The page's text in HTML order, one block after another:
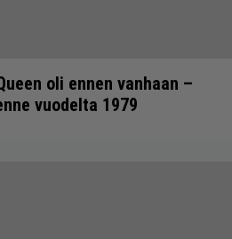
oli ennen vanhaan –
vuodelta 1979